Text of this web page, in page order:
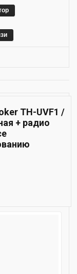
TH-UVF1 /
+ радио